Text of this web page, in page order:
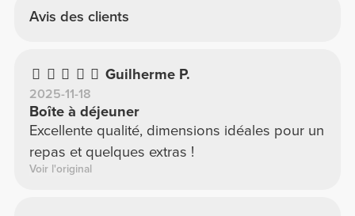
Avis des clients
Guilherme P.
2025-11-18
Boîte à déjeuner
Excellente qualité, dimensions idéales pour un
repas et quelques extras !
Voir l'original